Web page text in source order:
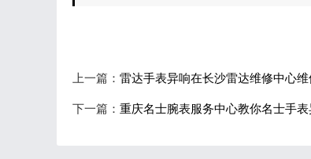
上一篇： 雷达手表异响在长沙雷达维修中心维
下一篇： 重庆名士腕表服务中心教你名士手